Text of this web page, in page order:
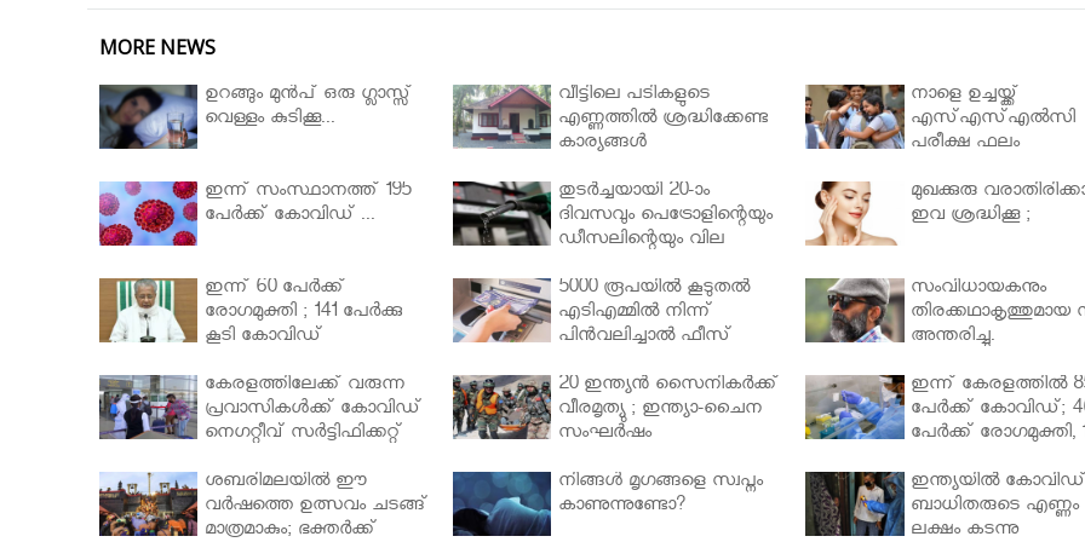
MORE NEWS
ഉറങ്ങും മുന്‍പ് ഒരു ഗ്ലാസ്സ്
വെള്ളം കുടിക്കൂ...
വീട്ടിലെ പടികളുടെ
എണ്ണത്തിൽ ശ്രദ്ധിക്കേണ്ട
കാര്യങ്ങൾ
നാളെ ഉച്ചയ്ക്ക്
എസ്എസ്എല്‍സി
പരീക്ഷ ഫലം
ഇന്ന് സംസ്ഥാനത്ത് 195
പേര്‍ക്ക് കോവിഡ് ...
തുടർച്ചയായി 20-ാം
ദിവസവും പെട്രോളിന്റെയും
ഡീസലിന്റെയും വില
മുഖക്കുരു
ഇവ ശ്രദ്ധിക്കൂ ;
ഇന്ന് 60 പേർക്ക്
രോഗമുക്തി ; 141 പേര്‍ക്കു
കൂടി കോവിഡ്
5000 രൂപയിൽ കൂടുതൽ
എടിഎമ്മിൽ നിന്ന്
പിൻവലിച്ചാൽ ഫീസ്
സംവിധായകനും
തിരക്കഥാകൃത്തുമായ
അന്തരിച്ചു.
കേരളത്തിലേക്ക് വരുന്ന
പ്രവാസികള്‍ക്ക് കോവിഡ്
നെഗറ്റീവ് സര്‍ട്ടിഫിക്കറ്റ്
മന്ത്രിസഭ
20 ഇന്ത്യൻ സൈനികർക്ക്
വീരമൃത്യു ; ഇന്ത്യാ-ചൈന
സംഘർഷം
ഇന്ന് കേരളത്തിൽ
പേർക്ക് കോവിഡ്;
പേർക്ക് രോഗമുക്തി,
ശബരിമലയില്‍ ഈ
വർഷത്തെ ഉത്സവം ചടങ്ങ്
മാത്രമാകും; ഭക്തർക്ക്
നിങ്ങള്‍ മൃഗങ്ങളെ സ്വപ്നം
കാണുന്നുണ്ടോ?
ഇന്ത്യയിൽ കോവിഡ്
ബാധിതരുടെ എണ്ണം
ലക്ഷം കടന്നു